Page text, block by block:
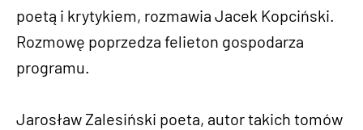
poetą i krytykiem, rozmawia Jacek Kopciński.
Rozmowę poprzedza felieton gospodarza
programu.
Jarosław Zalesiński poeta, autor takich tomów